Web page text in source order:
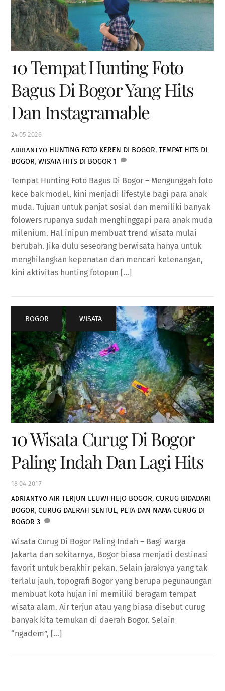
24 05 2026
10 Tempat Hunting Foto
Bagus Di Bogor Yang Hits
Dan Instagramable
ADRIANTYO HUNTING FOTO KEREN DI BOGOR,TEMPAT HITS DI
BOGOR,WISATA HITS DI BOGOR 1
Tempat Hunting Foto Bagus Di Bogor – Mengunggah foto
kece bak model, kini menjadi lifestyle bagi para anak
muda. Tujuan untuk panjat sosial dan memiliki banyak
folowers rupanya sudah menghinggapi para anak muda
milenium. Hal inipun membuat trend wisata mulai
berubah. Jika dulu seseorang berwisata hanya untuk
menghilangkan kepenatan dan mencari ketenangan,
kini aktivitas hunting fotopun […]
18 04 2017
10 Wisata Curug Di Bogor
Paling Indah Dan Lagi Hits
ADRIANTYO
BOGOR , WISATA
AIR TERJUN LEUWI HEJO BOGOR,CURUG BIDADARI
BOGOR,CURUG DAERAH SENTUL, PETA DAN NAMA CURUG DI
BOGOR 3
Wisata Curug Di Bogor Paling Indah – Bagi warga
Jakarta dan sekitarnya, Bogor biasa menjadi destinasi
favorit untuk berakhir pekan. Selain jaraknya yang tak
terlalu jauh, topografi Bogor yang berupa pegunaungan
membuat kota hujan ini memiliki beragam tempat
wisata alam. Air terjun atau yang biasa disebut curug
banyak kita temukan di daerah Bogor. Selain
“ngadem”, […]